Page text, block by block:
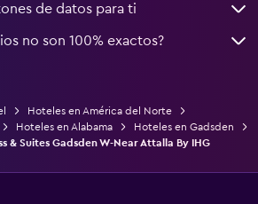
de datos para ti
no son 100% exactos?
Hoteles en América del Norte
Hoteles en Alabama
Hoteles en Gadsden
& Suites Gadsden W-Near Attalla By IHG